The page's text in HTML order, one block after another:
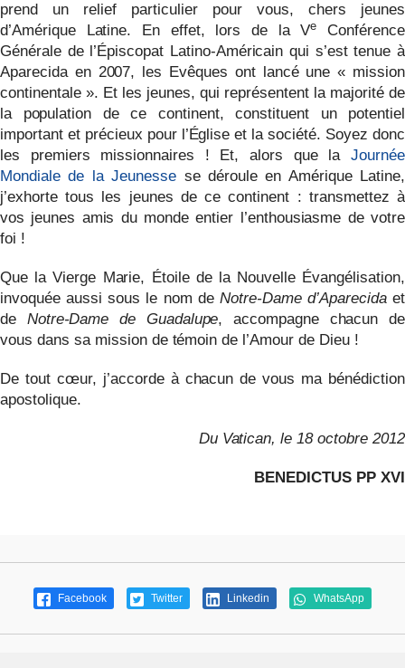
prend un relief particulier pour vous, chers jeunes
d’Amérique Latine. En effet, lors de la Ve
Conférence
Générale de l’Épiscopat Latino-Américain qui s’est tenue à
Aparecida en 2007, les Evêques ont lancé une « mission
continentale ». Et les jeunes, qui représentent la majorité de
la population de ce continent, constituent un potentiel
important et précieux pour l’Église et la société. Soyez donc
les premiers missionnaires ! Et, alors que laJournée
Mondiale de la Jeunesse se déroule en Amérique Latine,
j’exhorte tous les jeunes de ce continent : transmettez à
vos jeunes amis du monde entier l’enthousiasme de votre
foi !
Que la Vierge Marie, Étoile de la Nouvelle Évangélisation,
invoquée aussi sous le nom de Notre-Dame d’Aparecidaet
de Notre-Dame de Guadalupe, accompagne chacun de
vous dans sa mission de témoin de l’Amour de Dieu !
De tout cœur, j’accorde à chacun de vous ma bénédiction
apostolique.
Du Vatican, le 18 octobre 2012
BENEDICTUS PP XVI
Facebook Twitter Linkedin WhatsApp